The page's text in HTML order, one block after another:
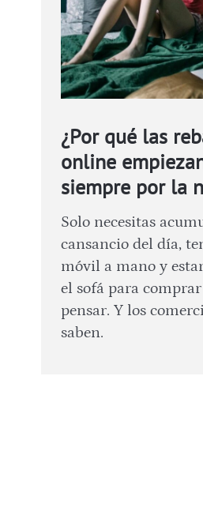
¿Por qué las
online
siempre por la
Solo necesitas
cansancio del día,
móvil a mano y
el sofá para
pensar. Y los
saben.